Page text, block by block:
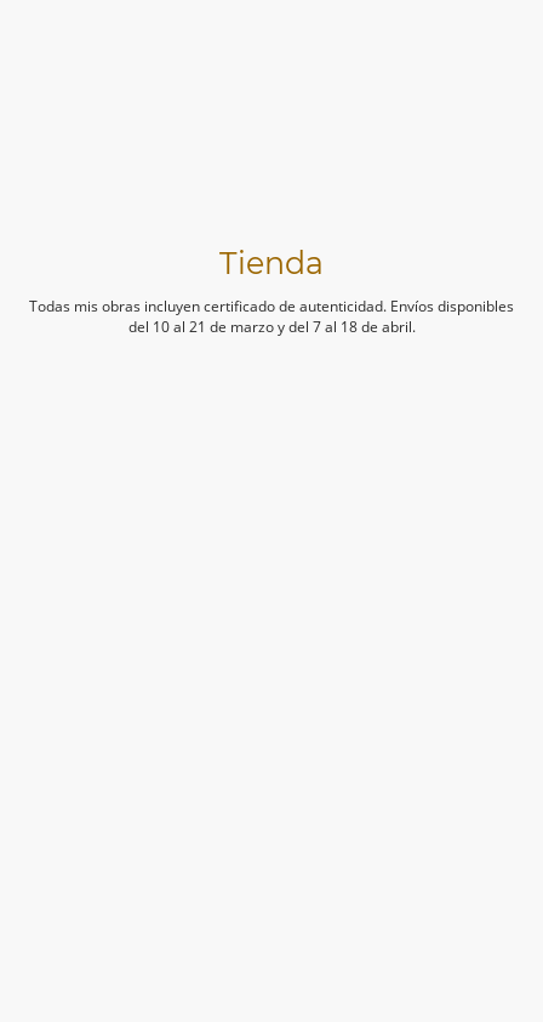
Tienda
Todas mis obras incluyen certificado de autenticidad. Envíos disponibles
del 10 al 21 de marzo y del 7 al 18 de abril.